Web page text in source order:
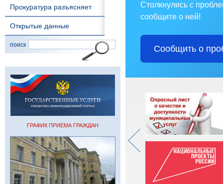
Прокуратура разъясняет
Открытые данные
поиск
ГРАФИК ПРИЕМА ГРАЖДАН
Столкнулись с
сообщите о ней!
Сообщить о